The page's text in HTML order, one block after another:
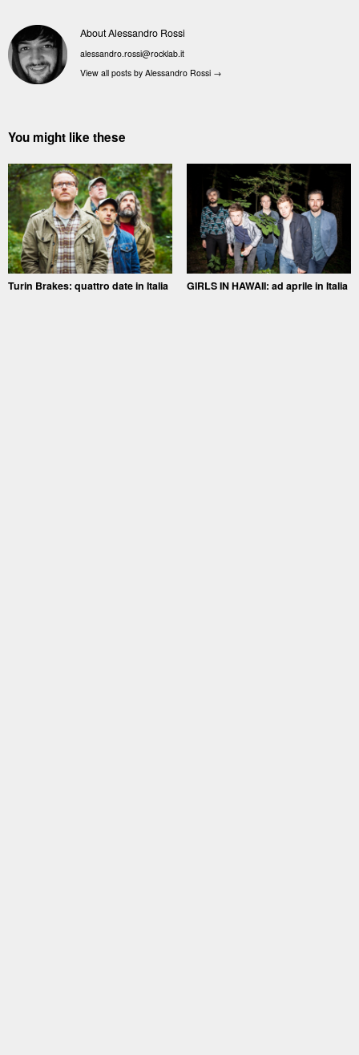
About Alessandro Rossi
alessandro.rossi@rocklab.it
View all posts by Alessandro Rossi →
You might like these
Turin Brakes: quattro date in Italia GIRLS IN HAWAII: ad aprile in Italia